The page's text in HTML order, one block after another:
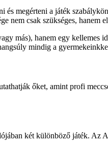
megérteni a játék
csak szükséges, hanem
más), hanem egy
mindig a
őket, amint profi
két különböző játék. Az